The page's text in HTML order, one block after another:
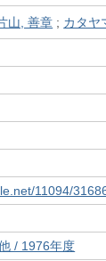
山, 善章 ; カタヤ
11094/
/ 1976年度